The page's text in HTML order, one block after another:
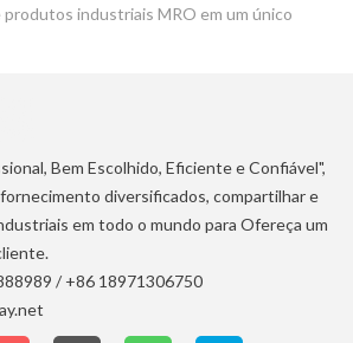
produtos industriais MRO em um único
Bem Escolhido, Eficiente e Confiável",
diversificados, compartilhar e
em todo o mundo para Ofereça um
/ +86 18971306750